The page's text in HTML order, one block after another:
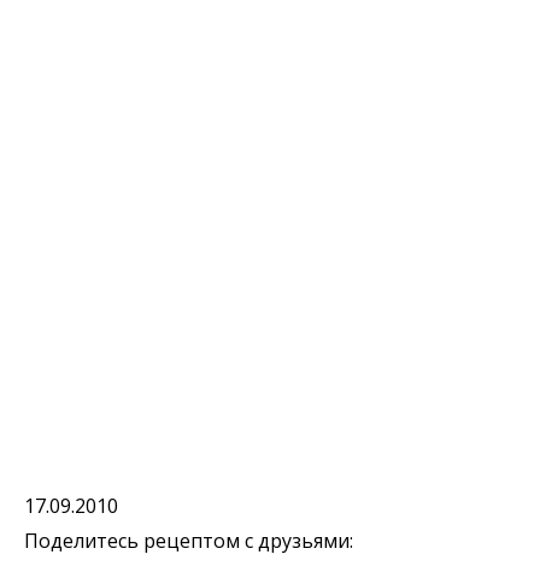
17.09.2010
Поделитесь рецептом с друзьями: